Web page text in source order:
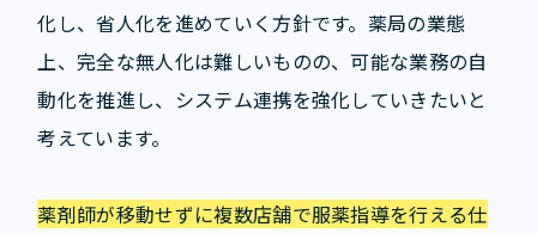
化し、省人化を進めていく方針です。薬局の業態
上、完全な無人化は難しいものの、可能な業務の自
動化を推進し、システム連携を強化していきたいと
考えています。
薬剤師が移動せずに複数店舗で服薬指導を行える仕